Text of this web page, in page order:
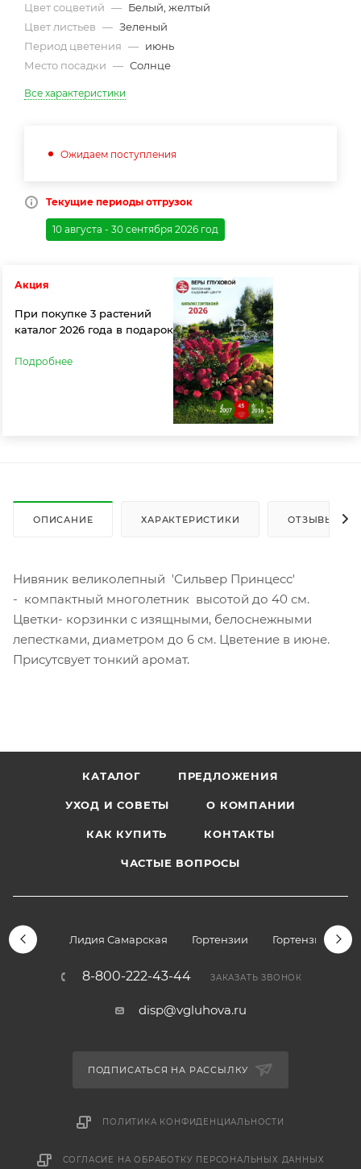
Цвет соцветий — Белый, желтый
Цвет листьев — Зеленый
Период цветения — июнь
Место посадки — Солнце
Все характеристики
Ожидаем поступления
Текущие периоды отгрузок
10 августа - 30 сентября 2026 год
Акция
При покупке 3 растений
каталог 2026 года в подарок
Подробнее
ОПИСАНИЕ ХАРАКТЕРИСТИКИ ОТЗЫВЫ
Нивяник великолепный 'Сильвер Принцесс'
- компактный многолетник высотой до 40 см.
Цветки- корзинки с изящными, белоснежными
лепестками, диаметром до 6 см. Цветение в июне.
Присутсвует тонкий аромат.
КАТАЛОГ ПРЕДЛОЖЕНИЯ
УХОД И СОВЕТЫ О КОМПАНИИ
КАК КУПИТЬ КОНТАКТЫ
ЧАСТЫЕ ВОПРОСЫ
Лидия Самарская Гортензии Гортензии
8-800-222-43-44 ЗАКАЗАТЬ ЗВОНОК
disp@vgluhova.ru
ПОДПИСАТЬСЯ НА РАССЫЛКУ
ПОЛИТИКА КОНФИДЕНЦИАЛЬНОСТИ
СОГЛАСИЕ НА ОБРАБОТКУ ПЕРСОНАЛЬНЫХ ДАННЫХ